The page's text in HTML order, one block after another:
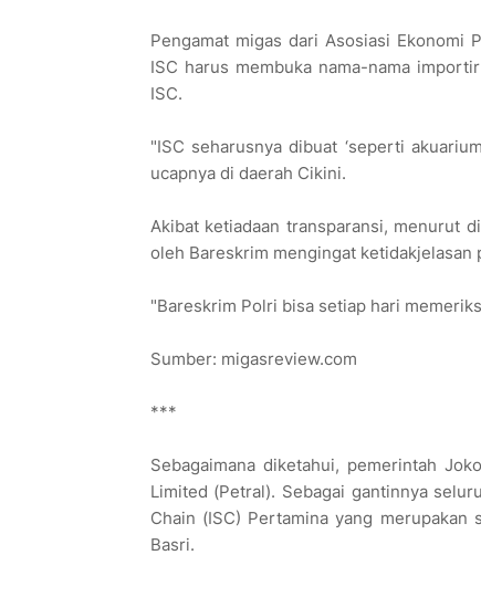
Pengamat migas dari Asosiasi Ekonomi
ISC harus membuka nama-nama
ISC.
"ISC seharusnya dibuat ‘seperti
ucapnya di daerah Cikini.
Akibat ketiadaan transparansi, menurut
oleh Bareskrim mengingat
"Bareskrim Polri bisa setiap hari
Sumber: migasreview.com
***
Sebagaimana diketahui, pemerintah
Limited (Petral). Sebagai gantinnya
Chain (ISC) Pertamina yang
Basri.